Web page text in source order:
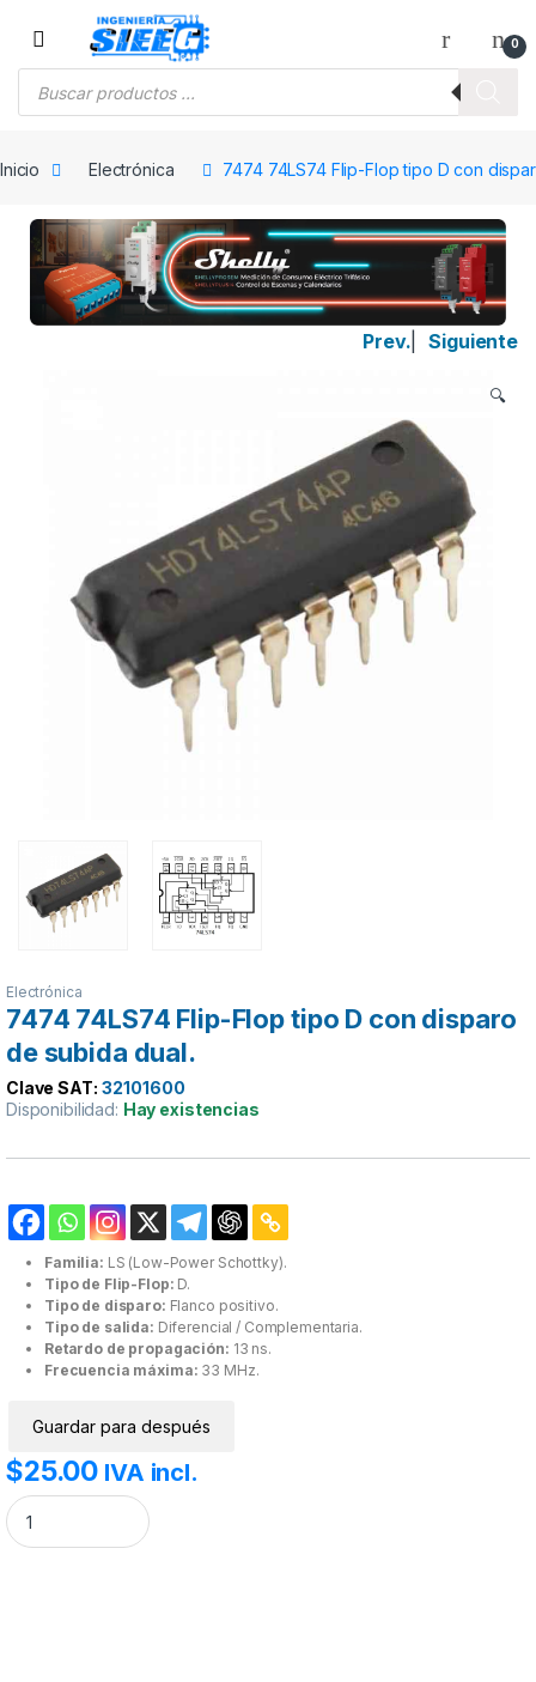
Saltar a la navegación
Saltar al contenido
0
Inicio Electrónica 7474 74LS74 Flip-Flop tipo D con
Prev. Siguiente
🔍
Electrónica
7474 74LS74 Flip-Flop tipo D con disparo
de subida dual.
Clave SAT: 32101600
Disponibilidad: Hay existencias
Familia: LS (Low-Power Schottky).
Tipo de Flip-Flop: D.
Tipo de disparo: Flanco positivo.
Tipo de salida: Diferencial / Complementaria.
Retardo de propagación: 13 ns.
Frecuencia máxima: 33 MHz.
Guardar para después
$25.00 IVA incl.
7474 74LS74 Flip-Flop tipo D con disparo de subida dual. cantidad